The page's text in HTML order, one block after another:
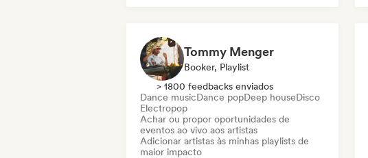
Tommy Menger
Booker, Playlist
> 1800 feedbacks enviados
Dance musicDance popDeep houseDisco
Electropop
Achar ou propor oportunidades de
eventos ao vivo aos artistas
Adicionar artistas às minhas playlists de
maior impacto